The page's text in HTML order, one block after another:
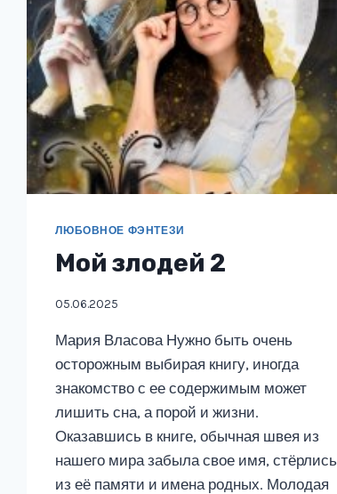
ЛЮБОВНОЕ ФЭНТЕЗИ
Мой злодей 2
05.06.2025
Мария Власова Нужно быть очень
осторожным выбирая книгу, иногда
знакомство с ее содержимым может
лишить сна, а порой и жизни.
Оказавшись в книге, обычная швея из
нашего мира забыла свое имя, стёрлись
из её памяти и имена родных. Молодая